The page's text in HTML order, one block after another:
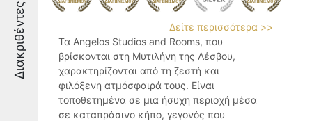
Διακριθέντες
Δείτε περισσότερα >>
Τα Angelos Studios and Rooms, που
βρίσκονται στη Μυτιλήνη της Λέσβου,
χαρακτηρίζονται από τη ζεστή και
φιλόξενη ατμόσφαιρά τους. Είναι
τοποθετημένα σε μια ήσυχη περιοχή μέσα
σε καταπράσινο κήπο, γεγονός που